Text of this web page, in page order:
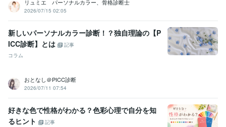
リュミエ パーソナルカラー、骨格診断士
2026/07/15 02:05
新しいパーソナルカラー診断！？独自理論の【P
ICC診断】とは
記事
コラム
おとなし＠PICC診断
2026/07/11 07:54
好きな色で性格がわかる？色彩心理で自分を知
るヒント
記事